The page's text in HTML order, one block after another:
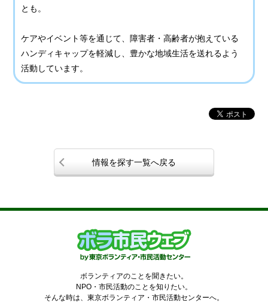
とも。
ケアやイベント等を通じて、障害者・高齢者が抱えている
ハンディキャップを軽減し、豊かな地域生活を送れるよう
活動しています。
情報を探す一覧へ戻る
ボランティアのことを聞きたい。
NPO・市民活動のことを知りたい。
そんな時は、東京ボランティア・市民活動センターへ。